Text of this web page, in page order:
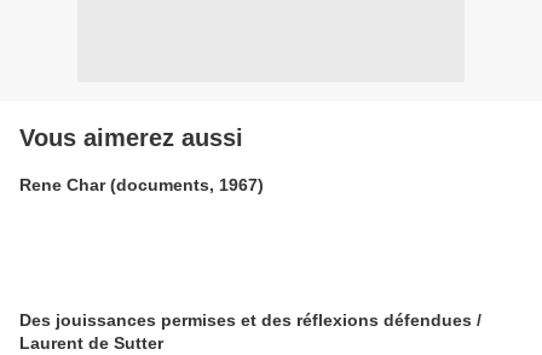
Vous aimerez aussi
Rene Char (documents, 1967)
Des jouissances permises et des réflexions défendues /
Laurent de Sutter